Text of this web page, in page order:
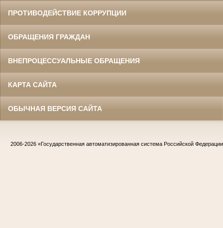
ПРОТИВОДЕЙСТВИЕ КОРРУПЦИИ
ОБРАЩЕНИЯ ГРАЖДАН
ВНЕПРОЦЕССУАЛЬНЫЕ ОБРАЩЕНИЯ
КАРТА САЙТА
ОБЫЧНАЯ ВЕРСИЯ САЙТА
2006-2026 «Государственная автоматизированная система Российской